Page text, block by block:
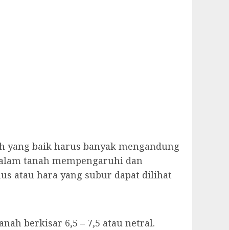
yang baik harus banyak mengandung
tanah mempengaruhi dan
atau hara yang subur dapat dilihat
berkisar 6,5 – 7,5 atau netral.